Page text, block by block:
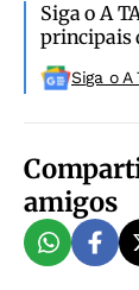
Siga o A
principais
Siga o A
amigos